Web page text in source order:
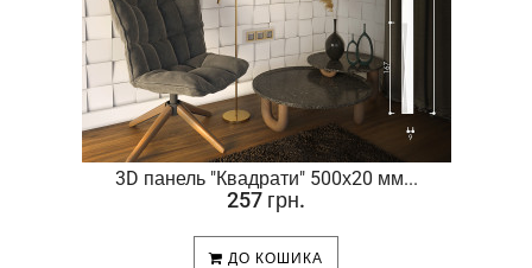
3D панель "Квадрати" 500х20 мм...
257 грн.
ДО КОШИКА